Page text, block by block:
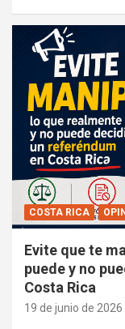
COSTA RICA
Evite que te
puede y no
Costa Rica
19 de junio de 2026